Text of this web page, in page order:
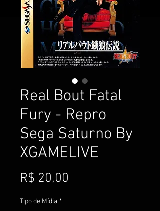
Real Bout Fatal
Fury - Repro
Sega Saturno By
XGAMELIVE
R$ 20,00
Tipo de Mídia *